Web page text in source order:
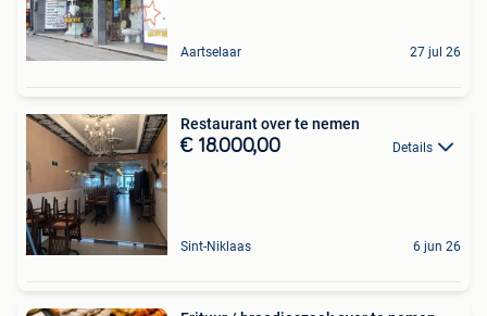
Aartselaar 27 jul 26
Restaurant over te nemen
€ 18.000,00 Details
Sint-Niklaas 6 jun 26